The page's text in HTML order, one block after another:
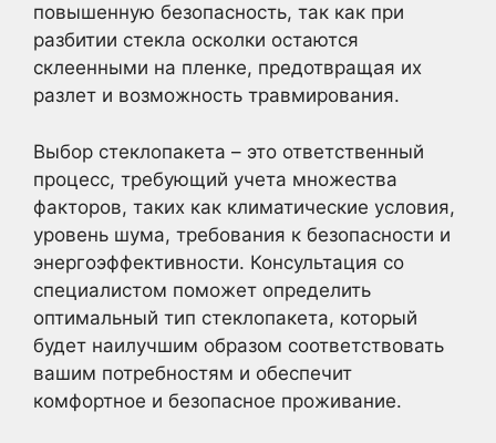
повышенную безопасность, так как при
разбитии стекла осколки остаются
склеенными на пленке, предотвращая их
разлет и возможность травмирования.
Выбор стеклопакета – это ответственный
процесс, требующий учета множества
факторов, таких как климатические условия,
уровень шума, требования к безопасности и
энергоэффективности. Консультация со
специалистом поможет определить
оптимальный тип стеклопакета, который
будет наилучшим образом соответствовать
вашим потребностям и обеспечит
комфортное и безопасное проживание.